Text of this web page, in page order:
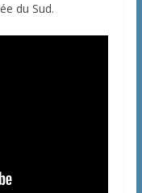
du Sud.